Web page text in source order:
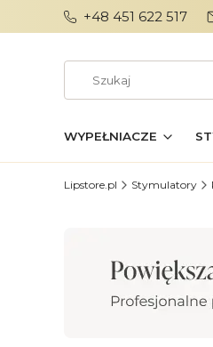
+48 451 622 517
WYPEŁNIACZE
Lipstore.pl Stymulatory